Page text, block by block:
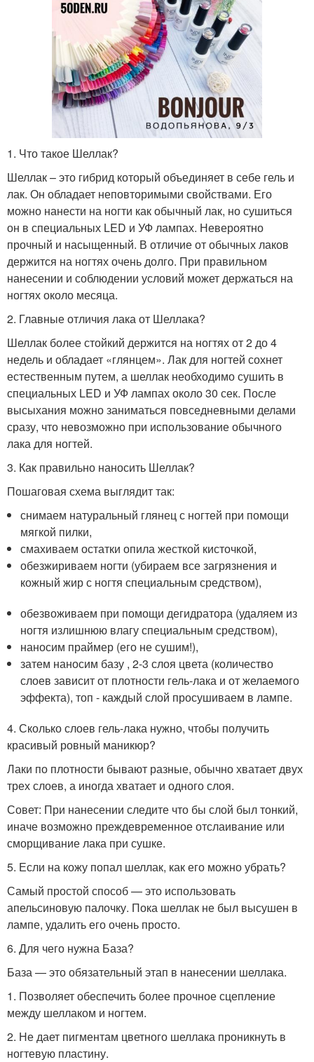
1. Что такое Шеллак?
Шеллак – это гибрид который объединяет в себе гель и
лак. Он обладает неповторимыми свойствами. Его
можно нанести на ногти как обычный лак, но сушиться
он в специальных LED и УФ лампах. Невероятно
прочный и насыщенный. В отличие от обычных лаков
держится на ногтях очень долго. При правильном
нанесении и соблюдении условий может держаться на
ногтях около месяца.
2. Главные отличия лака от Шеллака?
Шеллак более стойкий держится на ногтях от 2 до 4
недель и обладает «глянцем». Лак для ногтей сохнет
естественным путем, а шеллак необходимо сушить в
специальных LED и УФ лампах около 30 сек. После
высыхания можно заниматься повседневными делами
сразу, что невозможно при использование обычного
лака для ногтей.
3. Как правильно наносить Шеллак?
Пошаговая схема выглядит так:
снимаем натуральный глянец с ногтей при помощи
мягкой пилки,
смахиваем остатки опила жесткой кисточкой,
обезжириваем ногти (убираем все загрязнения и
кожный жир с ногтя специальным средством),
обезвоживаем при помощи дегидратора (удаляем из
ногтя излишнюю влагу специальным средством),
наносим праймер (его не сушим!),
затем наносим базу , 2-3 слоя цвета (количество
слоев зависит от плотности гель-лака и от желаемого
эффекта), топ - каждый слой просушиваем в лампе.
4. Сколько слоев гель-лака нужно, чтобы получить
красивый ровный маникюр?
Лаки по плотности бывают разные, обычно хватает двух
трех слоев, а иногда хватает и одного слоя.
Совет: При нанесении следите что бы слой был тонкий,
иначе возможно преждевременное отслаивание или
сморщивание лака при сушке.
5. Если на кожу попал шеллак, как его можно убрать?
Самый простой способ — это использовать
апельсиновую палочку. Пока шеллак не был высушен в
лампе, удалить его очень просто.
6. Для чего нужна База?
База — это обязательный этап в нанесении шеллака.
1. Позволяет обеспечить более прочное сцепление
между шеллаком и ногтем.
2. Не дает пигментам цветного шеллака проникнуть в
ногтевую пластину.